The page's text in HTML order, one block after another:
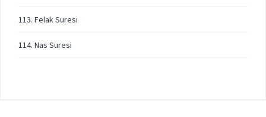
113. Felak Suresi
114. Nas Suresi